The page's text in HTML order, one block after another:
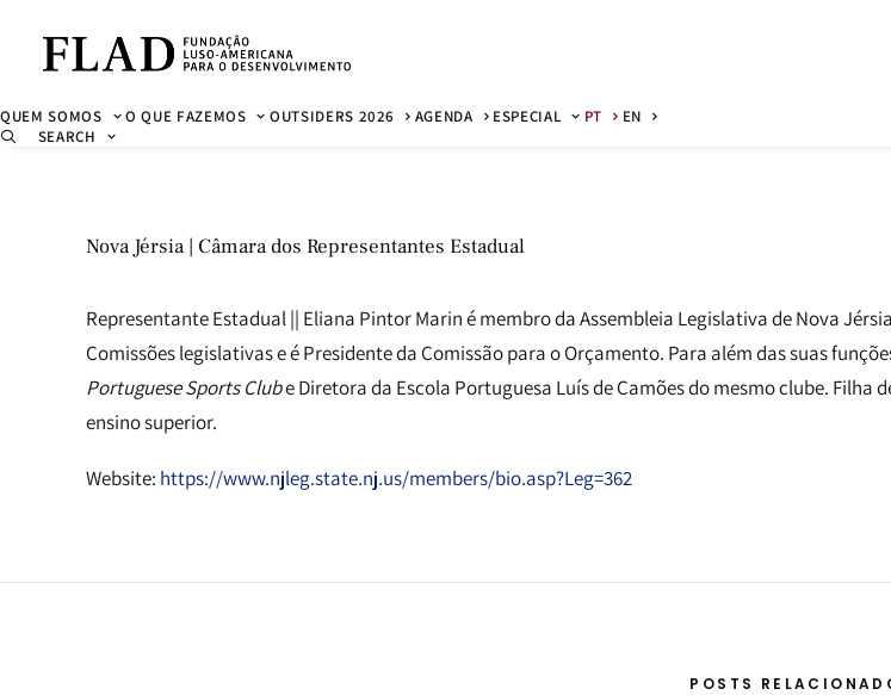
QUEM SOMOS O QUE FAZEMOS OUTSIDERS 2026 AGENDA ESPECIAL PT
EN
SEARCH
Nova Jérsia | Câmara dos Representantes Estadual
Representante Estadual || Eliana Pintor Marin é membro da Assembleia Legislativa de Nova
Comissões legislativas e é Presidente da Comissão para o Orçamento. Para além das suas
Portuguese Sports Clube Diretora da Escola Portuguesa Luís de Camões do mesmo clube.
ensino superior.
Website: https://www.njleg.state.nj.us/members/bio.asp?Leg=362
POSTS